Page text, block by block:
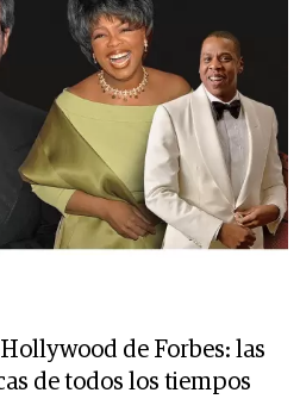
de Forbes: las
de todos los tiempos